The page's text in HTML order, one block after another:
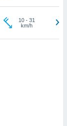
10- 31
km/h